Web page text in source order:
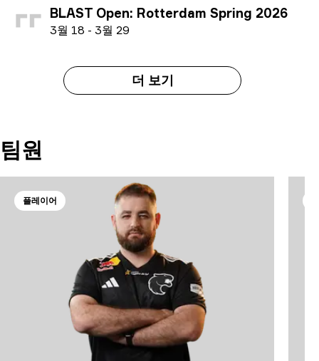
BLAST Open: Rotterdam Spring 2026
3월 18 - 3월 29
더 보기
팀원
플레이어